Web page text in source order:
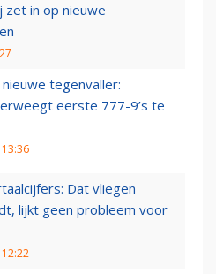
zet in op nieuwe
tegenvaller:
eerste 777-9’s te
Dat vliegen
lijkt geen probleem voor